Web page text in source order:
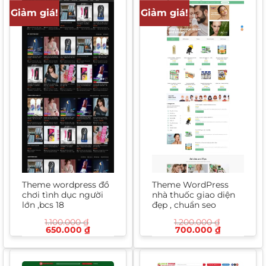
Giảm giá!
Theme wordpress đồ
chơi tình dục người
lớn ,bcs 18
1.100.000₫
Giá
1.100.000 ₫.
650.000 ₫Giá
là:
650.000 ₫.
Giảm giá!
Theme WordPress
nhà thuốc giao diện
đẹp , chuẩn seo
1.200.000₫
Giá
1.200.000 ₫.
700.000 ₫Giá
là: